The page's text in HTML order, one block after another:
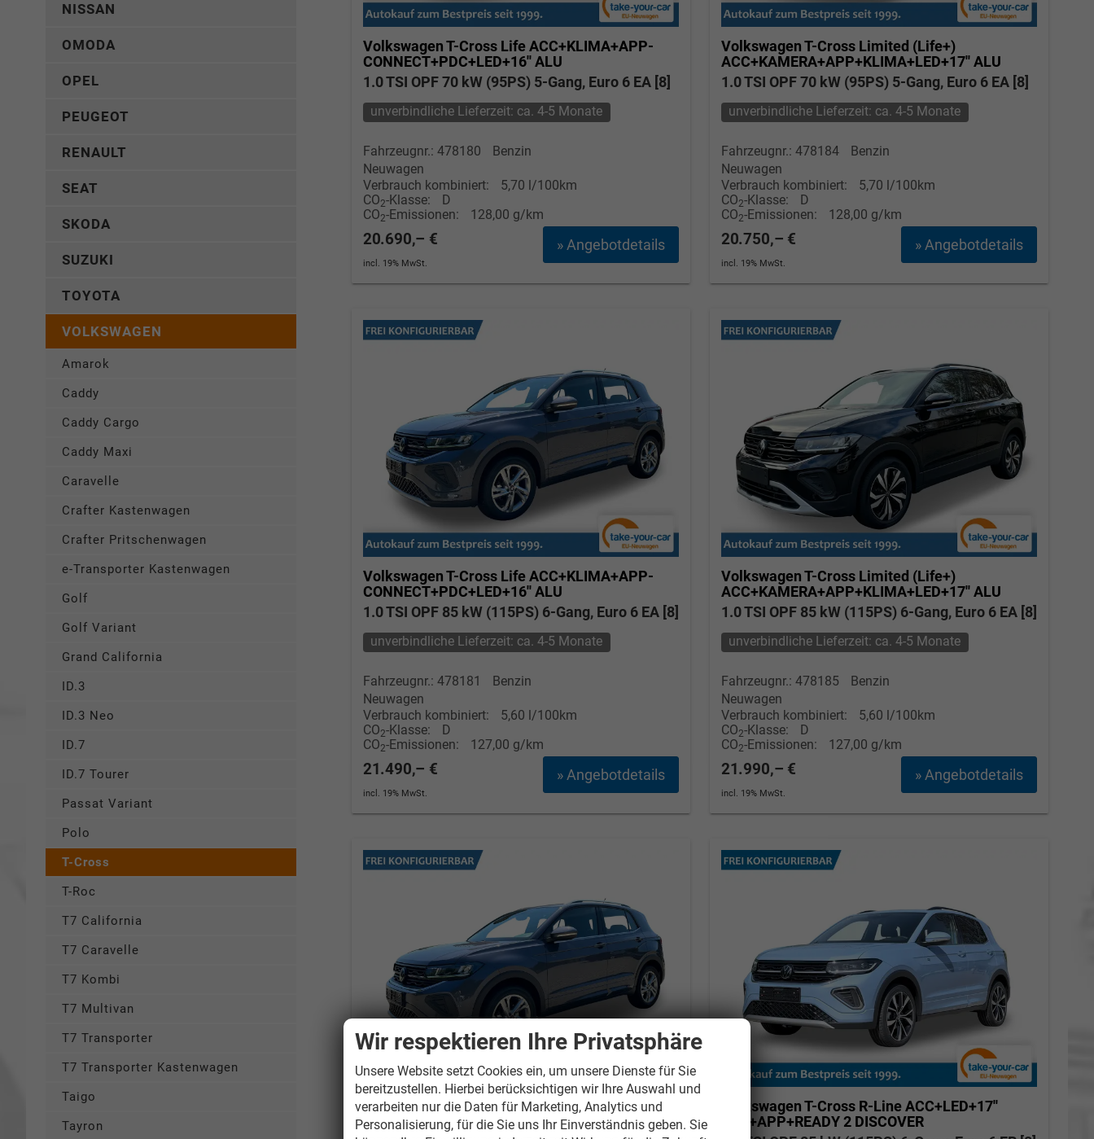
Volkswagen T-Cross Life ACC+KLIMA+APP-
CONNECT+PDC+LED+16'' ALU
1.0 TSI OPF 70 kW (95PS) 5-Gang, Euro 6 EA [8]
unverbindliche Lieferzeit: ca. 4-5 Monate
Fahrzeugnr.: 478180
Benzin
Neuwagen
Verbrauch kombiniert:
5,70 l/100km
CO2-Klasse:
D
CO2-Emissionen: 128,00 g/km
» Angebotdetails
20.690,– €
incl. 19% MwSt.
Volkswagen T-Cross Limited (Life+)
ACC+KAMERA+APP+KLIMA+LED+17'' ALU
1.0 TSI OPF 70 kW (95PS) 5-Gang, Euro 6 EA [8]
unverbindliche Lieferzeit: ca. 4-5 Monate
Fahrzeugnr.: 478184
Benzin
Neuwagen
Verbrauch kombiniert:
5,70 l/100km
CO2-Klasse:
D
CO2-Emissionen: 128,00 g/km
» Angebotdetails
20.750,– €
incl. 19% MwSt.
Volkswagen T-Cross Life ACC+KLIMA+APP-
CONNECT+PDC+LED+16'' ALU
1.0 TSI OPF 85 kW (115PS) 6-Gang, Euro 6 EA [8]
unverbindliche Lieferzeit: ca. 4-5 Monate
Fahrzeugnr.: 478181
Benzin
Neuwagen
Verbrauch kombiniert:
5,60 l/100km
CO2-Klasse:
D
CO2-Emissionen: 127,00 g/km
» Angebotdetails
21.490,– €
incl. 19% MwSt.
Volkswagen T-Cross Limited (Life+)
ACC+KAMERA+APP+KLIMA+LED+17'' ALU
1.0 TSI OPF 85 kW (115PS) 6-Gang, Euro 6 EA [8]
unverbindliche Lieferzeit: ca. 4-5 Monate
Fahrzeugnr.: 478185
Benzin
Neuwagen
Verbrauch kombiniert:
5,60 l/100km
CO2-Klasse:
D
CO2-Emissionen: 127,00 g/km
» Angebotdetails
21.990,– €
incl. 19% MwSt.
Volkswagen T-Cross Style IQ.LIGHT
MATRIX+ACC+APP+17'' ALU
Volkswagen T-Cross R-Line ACC+LED+17''
ALU+APP+READY 2 DISCOVER
NISSAN
OMODA
OPEL
PEUGEOT
RENAULT
SEAT
SKODA
SUZUKI
TOYOTA
VOLKSWAGEN
Amarok
Caddy
Caddy Cargo
Caddy Maxi
Caravelle
Crafter Kastenwagen
Crafter Pritschenwagen
e-Transporter Kastenwagen
Golf
Golf Variant
Grand California
ID.3
ID.3 Neo
ID.7
ID.7 Tourer
Passat Variant
Polo
T-Cross
T-Roc
T7 California
T7 Caravelle
T7 Kombi
T7 Multivan
T7 Transporter
T7 Transporter Kastenwagen
Taigo
Tayron
Wir respektieren Ihre Privatsphäre
Unsere Website setzt Cookies ein, um unsere Dienste für Sie
bereitzustellen. Hierbei berücksichtigen wir Ihre Auswahl und
verarbeiten nur die Daten für Marketing, Analytics und
Personalisierung, für die Sie uns Ihr Einverständnis geben. Sie